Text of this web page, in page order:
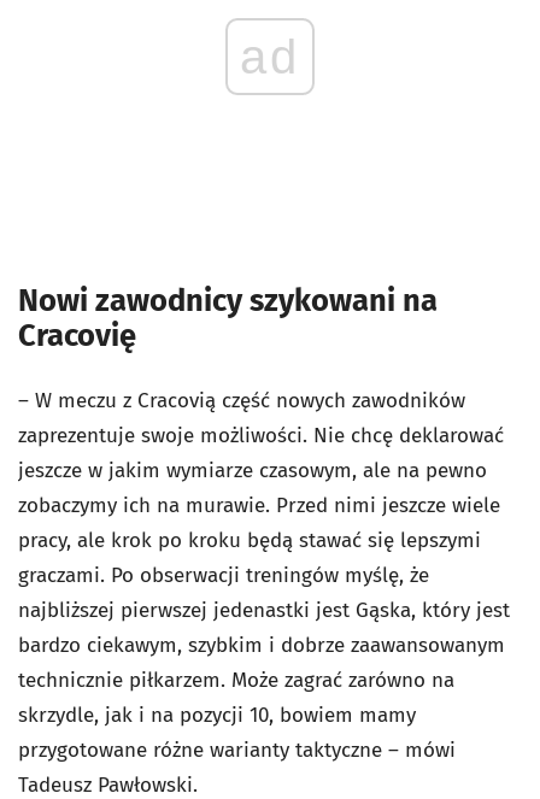
ad
Nowi zawodnicy szykowani na
Cracovię
– W meczu z Cracovią część nowych zawodników
zaprezentuje swoje możliwości. Nie chcę deklarować
jeszcze w jakim wymiarze czasowym, ale na pewno
zobaczymy ich na murawie. Przed nimi jeszcze wiele
pracy, ale krok po kroku będą stawać się lepszymi
graczami. Po obserwacji treningów myślę, że
najbliższej pierwszej jedenastki jest Gąska, który jest
bardzo ciekawym, szybkim i dobrze zaawansowanym
technicznie piłkarzem. Może zagrać zarówno na
skrzydle, jak i na pozycji 10, bowiem mamy
przygotowane różne warianty taktyczne – mówi
Tadeusz Pawłowski.